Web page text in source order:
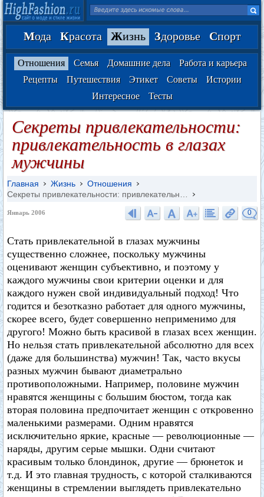
Мода Красота Жизнь Здоровье Спорт
Отношения Семья Домашние дела
Работа и карьера
Рецепты
Путешествия Этикет Советы
Истории
Интересное
Тесты
Секреты привлекательности:
привлекательность в глазах
мужчины
Главная Жизнь
Отношения
Секреты привлекательности: привлекательн…
Январь 2006 0
Стать привлекательной в глазах мужчины
существенно сложнее, поскольку мужчины
оценивают женщин субъективно, и поэтому у
каждого мужчины свои критерии оценки и для
каждого нужен свой индивидуальный подход! Что
годится и безотказно работает для одного мужчины,
скорее всего, будет совершенно неприменимо для
другого! Можно быть красивой в глазах всех женщин.
Но нельзя стать привлекательной абсолютно для всех
(даже для большинства) мужчин! Так, часто вкусы
разных мужчин бывают диаметрально
противоположными. Например, половине мужчин
нравятся женщины с большим бюстом, тогда как
вторая половина предпочитает женщин с откровенно
маленькими размерами. Одним нравятся
исключительно яркие, красные — революционные —
наряды, другим серые мышки. Одни считают
красивым только блондинок, другие — брюнеток и
т.д. И это главная трудность, с которой сталкиваются
женщины в стремлении выглядеть привлекательно